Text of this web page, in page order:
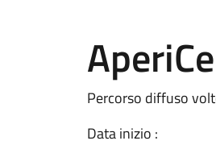
Percorso diffuso
Data inizio :